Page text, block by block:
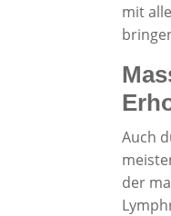
mit
Auch
der